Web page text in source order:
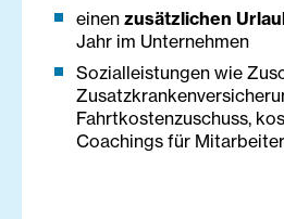
einen zusätzlichen
Jahr im Unternehmen
Sozialleistungen wie
Fahrtkostenzuschuss,
Coachings für